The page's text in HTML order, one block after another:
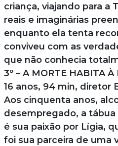
criança, viajando para a
reais e imaginárias
enquanto ela tenta
conviveu com as
que não conhecia
3º – A MORTE HABITA
16 anos, 94 min, diretor
Aos cinquenta anos,
desempregado, a
é sua paixão por Lígia,
foi sua parceira de uma